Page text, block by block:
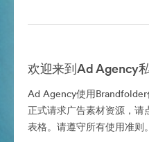
欢迎来到Ad Agency
Ad Agency使用
正式请求广告素材资源，请
表格。请遵守所有使用准则。